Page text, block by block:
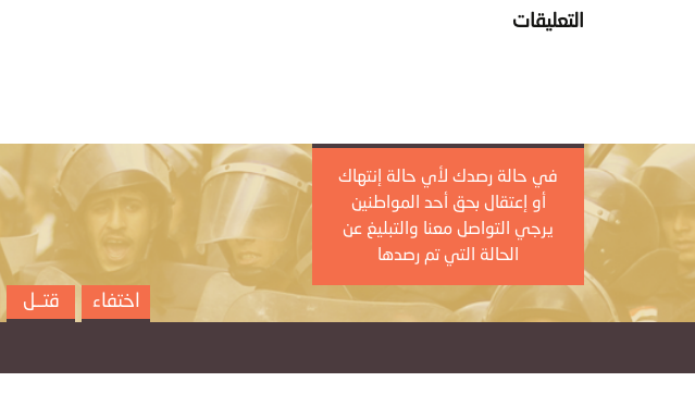
التعليقات
في حالة رصدك لأي حالة إنتهاك
أو إعتقال بحق أحد المواطنين
يرجي التواصل معنا والتبليغ عن
الحالة التي تم رصدها
اختفاء قتــل